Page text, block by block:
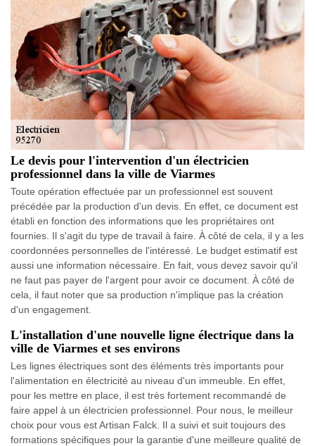
Le devis pour l'intervention d'un électricien
professionnel dans la ville de Viarmes
Toute opération effectuée par un professionnel est souvent
précédée par la production d'un devis. En effet, ce document est
établi en fonction des informations que les propriétaires ont
fournies. Il s'agit du type de travail à faire. À côté de cela, il y a les
coordonnées personnelles de l'intéressé. Le budget estimatif est
aussi une information nécessaire. En fait, vous devez savoir qu'il
ne faut pas payer de l'argent pour avoir ce document. À côté de
cela, il faut noter que sa production n'implique pas la création
d'un engagement.
L'installation d'une nouvelle ligne électrique dans la
ville de Viarmes et ses environs
Les lignes électriques sont des éléments très importants pour
l'alimentation en électricité au niveau d'un immeuble. En effet,
pour les mettre en place, il est très fortement recommandé de
faire appel à un électricien professionnel. Pour nous, le meilleur
choix pour vous est Artisan Falck. Il a suivi et suit toujours des
formations spécifiques pour la garantie d'une meilleure qualité de